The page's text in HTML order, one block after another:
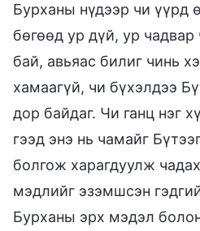
Бурханы нүдээр чи үүрд
бөгөөд ур дүй, ур чадвар
бай, авьяас билиг чинь
хамаагүй, чи бүхэлдээ
дор байдаг. Чи ганц нэг
гээд энэ нь чамайг
болгож харагдуулж
мэдлийг эзэмшсэн
Бурханы эрх мэдэл